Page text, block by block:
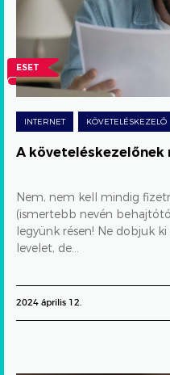
fizetni
kell?
ESET
INTERNET KÖVETELÉSKEZELŐ
A
Nem, nem kell mindig
(ismertebb nevén
legyünk résen! Ne dobjuk
levelet, de...
2024 április 12.